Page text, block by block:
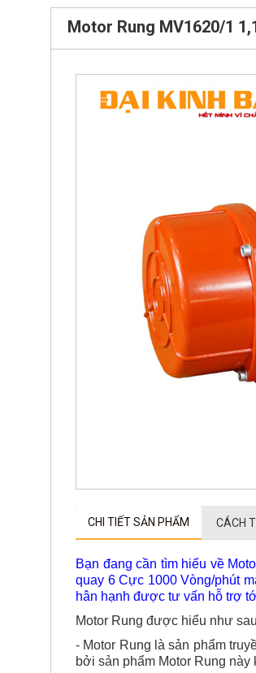
Motor Rung MV1620/1
CHI TIẾT SẢN PHẨM CÁCH
Bạn đang cần tìm hiểu về
quay 6 Cực 1000 Vòng/phút
hân hạnh được tư vấn hỗ trợ
Motor Rung được hiểu như
- Motor Rung là sản phẩm
bởi sản phẩm Motor Rung này